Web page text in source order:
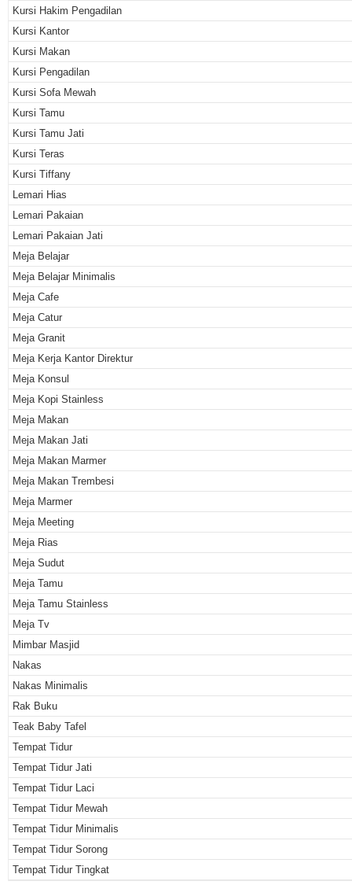
Kursi Hakim Pengadilan
Kursi Kantor
Kursi Makan
Kursi Pengadilan
Kursi Sofa Mewah
Kursi Tamu
Kursi Tamu Jati
Kursi Teras
Kursi Tiffany
Lemari Hias
Lemari Pakaian
Lemari Pakaian Jati
Meja Belajar
Meja Belajar Minimalis
Meja Cafe
Meja Catur
Meja Granit
Meja Kerja Kantor Direktur
Meja Konsul
Meja Kopi Stainless
Meja Makan
Meja Makan Jati
Meja Makan Marmer
Meja Makan Trembesi
Meja Marmer
Meja Meeting
Meja Rias
Meja Sudut
Meja Tamu
Meja Tamu Stainless
Meja Tv
Mimbar Masjid
Nakas
Nakas Minimalis
Rak Buku
Teak Baby Tafel
Tempat Tidur
Tempat Tidur Jati
Tempat Tidur Laci
Tempat Tidur Mewah
Tempat Tidur Minimalis
Tempat Tidur Sorong
Tempat Tidur Tingkat